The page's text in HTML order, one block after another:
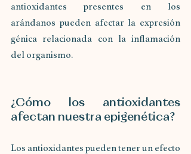
antioxidantes presentes en los
arándanos pueden afectar la expresión
génica relacionada con la inflamación
del organismo.
¿Cómo los antioxidantes
afectan nuestra epigenética?
Los antioxidantes pueden tener un efecto